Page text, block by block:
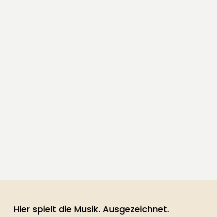
Hier spielt die Musik. Ausgezeichnet.